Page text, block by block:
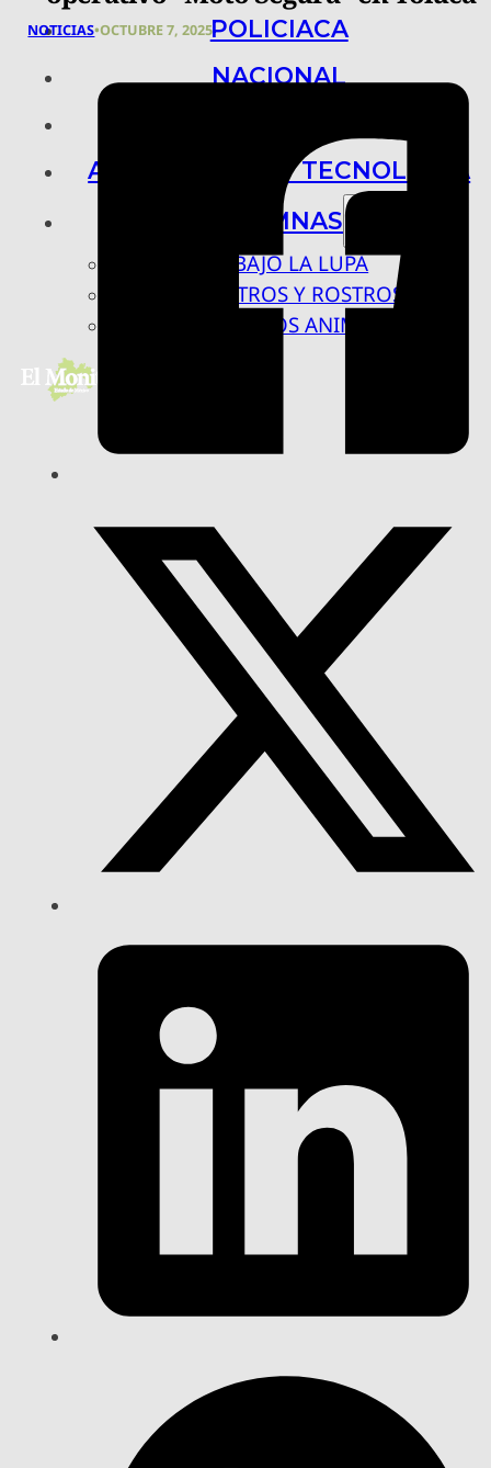
POLICIACA
NACIONAL
ARTE, CIENCIA Y TECNOLOGÍA
COLUMNAS
BAJO LA LUPA
RASTROS Y ROSTROS
VÍNCULOS ANIMALES
NOTICIAS•OCTUBRE 7, 2025